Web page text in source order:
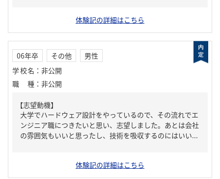
体験記の詳細はこちら
06年卒 その他
男性
学校名 ： 非公開
職種 ： 非公開
【志望動機】
大学でハードウェア設計をやっているので、その流れでエ
ンジニア職につきたいと思い、志望しました。あとは会社
の雰囲気もいいと思ったし、技術を吸収するのにはいい...
体験記の詳細はこちら